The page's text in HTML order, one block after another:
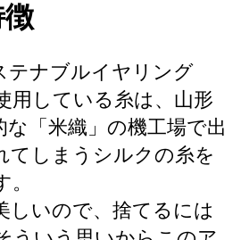
テナブルイヤリング
用している糸は、山形
な「米織」の機工場で出
てしまうシルクの糸を
しいので、捨てるには